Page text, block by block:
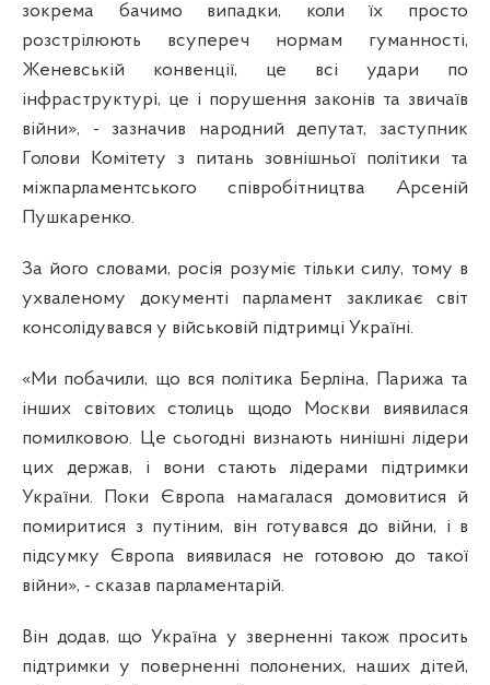
зокрема бачимо випадки, коли їх просто
розстрілюють всупереч нормам гуманності,
Женевській конвенції, це всі удари по
інфраструктурі, це і порушення законів та звичаїв
війни», - зазначив народний депутат, заступник
Голови Комітету з питань зовнішньої політики та
міжпарламентського співробітництва Арсеній
Пушкаренко.
За його словами, росія розуміє тільки силу, тому в
ухваленому документі парламент закликає світ
консолідувався у військовій підтримці Україні.
«Ми побачили, що вся політика Берліна, Парижа та
інших світових столиць щодо Москви виявилася
помилковою. Це сьогодні визнають нинішні лідери
цих держав, і вони стають лідерами підтримки
України. Поки Європа намагалася домовитися й
помиритися з путіним, він готувався до війни, і в
підсумку Європа виявилася не готовою до такої
війни», - сказав парламентарій.
Він додав, що Україна у зверненні також просить
підтримки у поверненні полонених, наших дітей,